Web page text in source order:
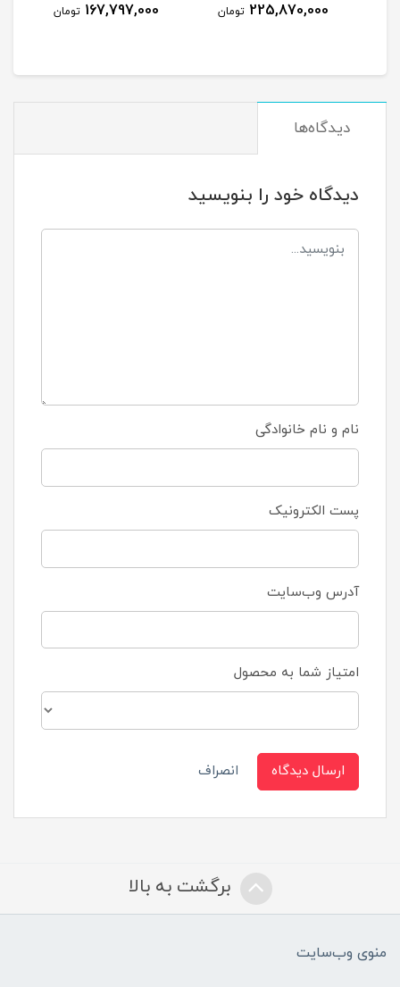
250Nits Matte ROG OLED
225,870,000 تومان 167,797,000 تومان
دیدگاه‌ها
دیدگاه خود را بنویسید
نام و نام خانوادگی
پست الکترونیک
آدرس وب‌سایت
امتیاز شما به محصول
ارسال دیدگاه انصراف
برگشت به بالا
منوی وب‌سایت